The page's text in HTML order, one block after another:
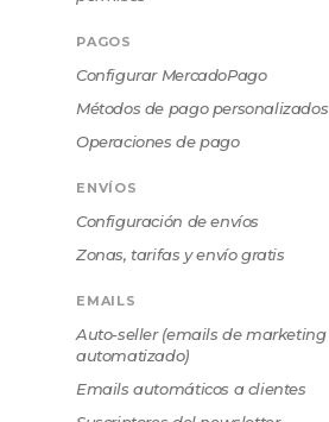
PAGOS
Configurar MercadoPago
Métodos de pago personalizados
Operaciones de pago
ENVÍOS
Configuración de envíos
Zonas, tarifas y envío gratis
EMAILS
Auto-seller (emails de marketing
automatizado)
Emails automáticos a clientes